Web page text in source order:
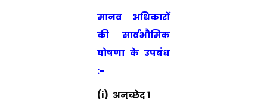
मानव अधिकारों
की सार्वभौमिक
घोषणा के उपबंध
:-
(i) अनुच्छेद1